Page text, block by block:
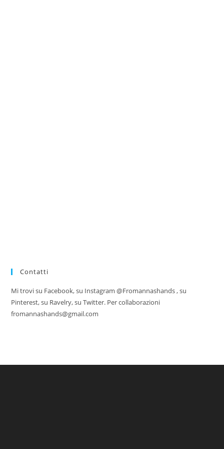
Contatti
Mi trovi su Facebook, su Instagram @Fromannashands , su
Pinterest, su Ravelry, su Twitter. Per collaborazioni
fromannashands@gmail.com